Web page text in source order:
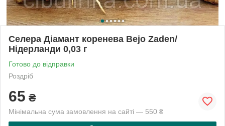
Селера Діамант коренева Bejo Zaden/
Нідерланди 0,03 г
Готово до відправки
Роздріб
65 ₴
Мінімальна сума замовлення на сайті — 550 ₴